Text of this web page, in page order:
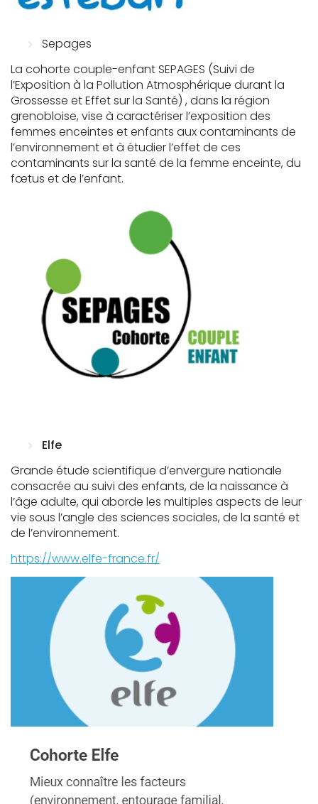
Sepages
La cohorte couple-enfant SEPAGES (Suivi de
l’Exposition à la Pollution Atmosphérique durant la
Grossesse et Effet sur la Santé) , dans la région
grenobloise, vise à caractériser l’exposition des
femmes enceintes et enfants aux contaminants de
l’environnement et à étudier l’effet de ces
contaminants sur la santé de la femme enceinte, du
fœtus et de l’enfant.
Elfe
Grande étude scientifique d’envergure nationale
consacrée au suivi des enfants, de la naissance à
l’âge adulte, qui aborde les multiples aspects de leur
vie sous l’angle des sciences sociales, de la santé et
de l’environnement.
https://www.elfe-france.fr/